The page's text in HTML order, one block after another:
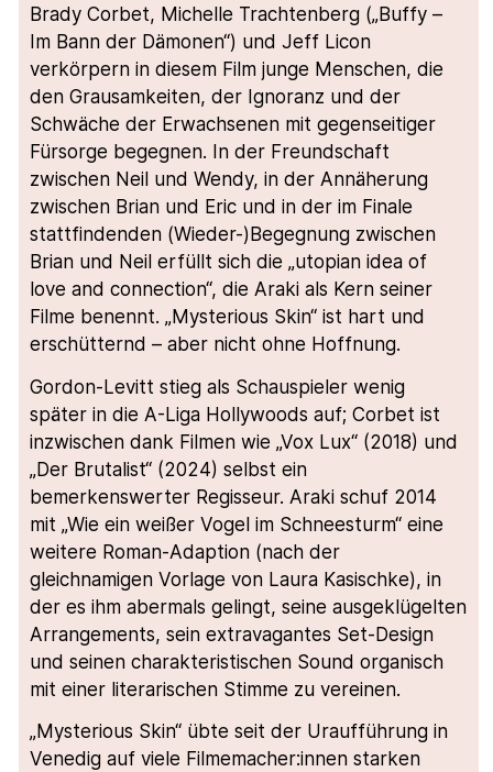
Brady Corbet, Michelle Trachtenberg („Buffy –
Im Bann der Dämonen“) und Jeff Licon
verkörpern in diesem Film junge Menschen, die
den Grausamkeiten, der Ignoranz und der
Schwäche der Erwachsenen mit gegenseitiger
Fürsorge begegnen. In der Freundschaft
zwischen Neil und Wendy, in der Annäherung
zwischen Brian und Eric und in der im Finale
stattfindenden (Wieder-)Begegnung zwischen
Brian und Neil erfüllt sich die „utopian idea of
love and connection“, die Araki als Kern seiner
Filme benennt. „Mysterious Skin“ ist hart und
erschütternd – aber nicht ohne Hoffnung.
Gordon-Levitt stieg als Schauspieler wenig
später in die A-Liga Hollywoods auf; Corbet ist
inzwischen dank Filmen wie „Vox Lux“ (2018) und
„Der Brutalist“ (2024) selbst ein
bemerkenswerter Regisseur. Araki schuf 2014
mit „Wie ein weißer Vogel im Schneesturm“ eine
weitere Roman-Adaption (nach der
gleichnamigen Vorlage von Laura Kasischke), in
der es ihm abermals gelingt, seine ausgeklügelten
Arrangements, sein extravagantes Set-Design
und seinen charakteristischen Sound organisch
mit einer literarischen Stimme zu vereinen.
„Mysterious Skin“ übte seit der Uraufführung in
Venedig auf viele Filmemacher:innen starken